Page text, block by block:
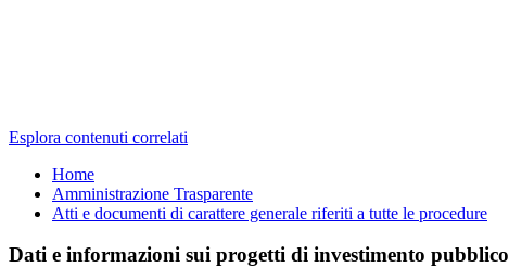
Esplora contenuti correlati
Home
Amministrazione Trasparente
Atti e documenti di carattere generale riferiti a tutte le procedure
Dati e informazioni sui progetti di investimento pubblico